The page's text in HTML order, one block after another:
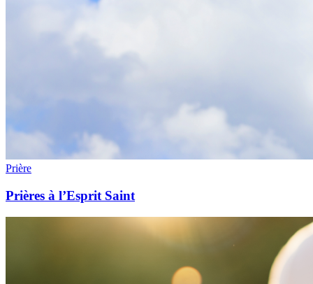
Prière
Prières à l’Esprit Saint